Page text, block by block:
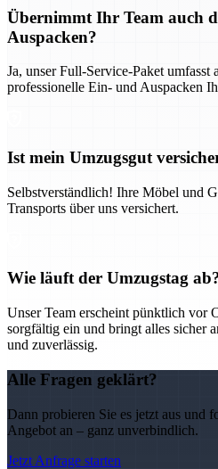
Übernimmt Ihr Team auch
Auspacken?
Ja, unser Full-Service-Paket umfasst
professionelle Ein- und Auspacken
Ist mein Umzugsgut
Selbstverständlich! Ihre Möbel und
Transports über uns versichert.
Wie läuft der Umzugstag
Unser Team erscheint pünktlich vor
sorgfältig ein und bringt alles sicher
und zuverlässig.
Alle Fragen geklärt?
Dann probieren Sie es jetzt aus und
Angebot an – ganz unverbindlich.
Jetzt Anfrage starten